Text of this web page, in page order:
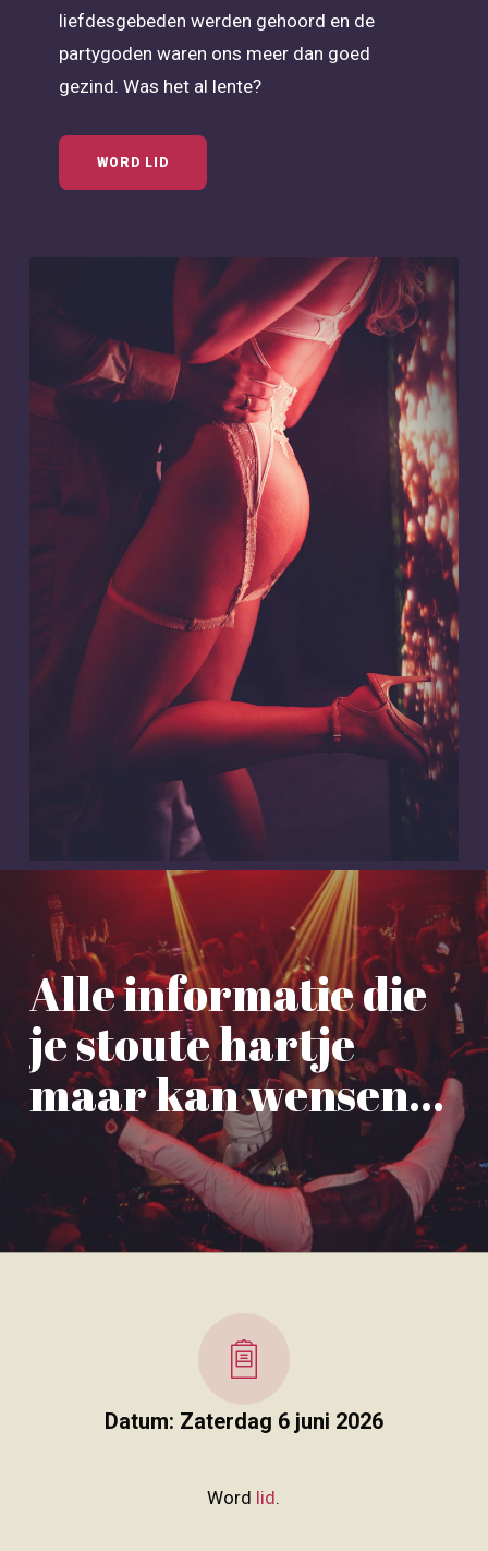
liefdesgebeden werden gehoord en de
partygoden waren ons meer dan goed
gezind. Was het al lente?
WORD LID
Alle informatie die
je stoute hartje
maar kan wensen…
Datum: Zaterdag 6 juni 2026
Word lid.